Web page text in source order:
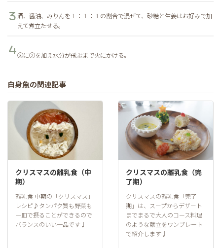
酒、醤油、みりんを１：１：１の割合で混ぜて、砂糖と生姜はお好みで加
えて煮立たせる。
③に②を加え水分が飛ぶまで火にかける。
白身魚の関連記事
クリスマスの離乳食（中
期）
離乳食 中期の「クリスマス」
レシピ♪タンパク質も野菜も
一皿で摂ることができるので
バランスのいい一品です♩
クリスマスの離乳食（完
了期）
クリスマスの離乳食「完了
期」は、スープからデザート
までまるで大人のコース料理
のような献立をワンプレート
で紹介します♩